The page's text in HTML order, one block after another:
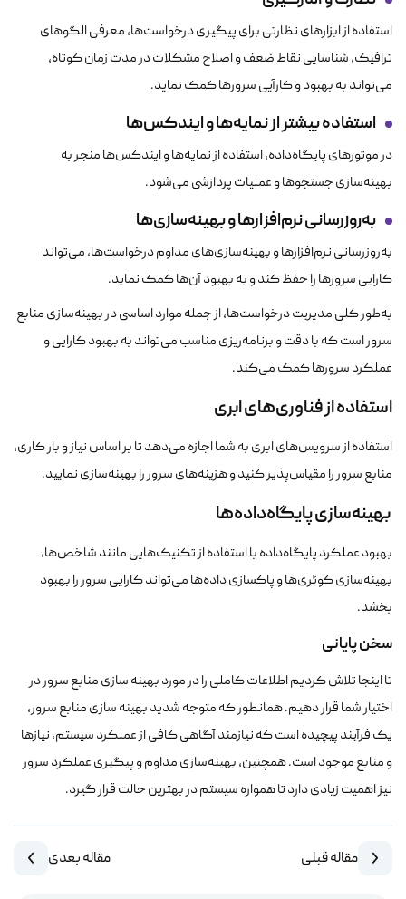
استفاده از ابزارهای نظارتی برای پیگیری درخواست‌ها، معرفی الگوهای
ترافیک، شناسایی نقاط ضعف و اصلاح مشکلات در مدت زمان کوتاه،
می‌تواند به بهبود و کارآیی سرورها کمک نماید.
استفاده بیشتر از نمایه‌ها و ایندکس‌ها
در موتورهای پایگاه‌داده، استفاده از نمایه‌ها و ایندکس‌ها منجر به
بهینه‌سازی جستجوها و عملیات پردازشی می‌شود.
به‌روزرسانی نرم‌افزارها و بهینه‌سازی‌ها
به‌روزرسانی نرم‌افزارها و بهینه‌سازی‌های مداوم درخواست‌ها، می‌تواند
کارایی سرورها را حفظ کند و به بهبود آن‌ها کمک نماید.
به‌طور کلی مدیریت درخواست‌ها، از جمله موارد اساسی در بهینه‌سازی منابع
سرور است که با دقت و برنامه‌ریزی مناسب می‌تواند به بهبود کارایی و
عملکرد سرورها کمک می‌کند.
استفاده از فناوری‌های ابری
استفاده از سرویس‌های ابری به شما اجازه می‌دهد تا بر اساس نیاز و بار کاری،
منابع سرور را مقیاس‌پذیر کنید و هزینه‌های سرور را بهینه‌سازی نمایید.
بهینه‌سازی پایگاه‌داده‌ها
بهبود عملکرد پایگاه‌داده با استفاده از تکنیک‌هایی مانند شاخص‌ها،
بهینه‌سازی کوئری‌ها و پاکسازی داده‌ها می‌تواند کارایی سرور را بهبود
بخشد.
سخن پایانی
تا اینجا تلاش کردیم اطلاعات کاملی را در مورد بهینه سازی منابع سرور در
اختیار شما قرار دهیم. همانطور که متوجه شدید بهینه ‌سازی منابع سرور،
یک فرآیند پیچیده است که نیازمند آگاهی کافی از عملکرد سیستم، نیازها
و منابع موجود است. همچنین، بهینه‌سازی مداوم و پیگیری عملکرد سرور
نیز اهمیت زیادی دارد تا همواره سیستم در بهترین حالت قرار گیرد.
مقاله قبلی مقاله بعدی